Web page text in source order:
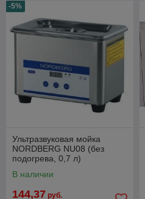
-5%
Ультразвуковая мойка
NORDBERG NU08 (без
подогрева, 0,7 л)
В наличии
144,37 руб.